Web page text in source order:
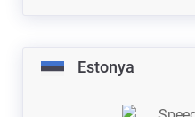
Estonya